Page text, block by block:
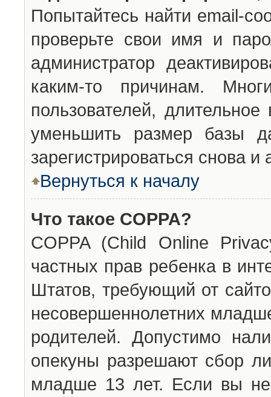
Попытайтесь найти email-
проверьте свои имя и
администратор
каким-то причинам.
пользователей,
уменьшить размер базы
зарегистрироваться снова и
Вернуться к началу
Что такое COPPA?
COPPA (Child Online
частных прав ребенка в
Штатов, требующий от
несовершеннолетних
родителей. Допустимо
опекуны разрешают сбор
младше 13 лет. Если вы